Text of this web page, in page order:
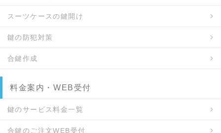
スーツケースの鍵開け
鍵の防犯対策
合鍵作成
料金案内・WEB受付
鍵のサービス料金一覧
合鍵のご注文WEB受付